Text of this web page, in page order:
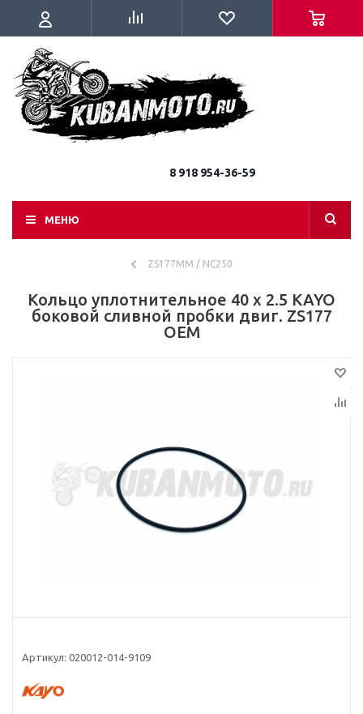
8 918 954-36-59
МЕНЮ
ZS177MM / NC250
Кольцо уплотнительное 40 х 2.5 KAYO
боковой сливной пробки двиг. ZS177
OEM
Артикул: 020012-014-9109